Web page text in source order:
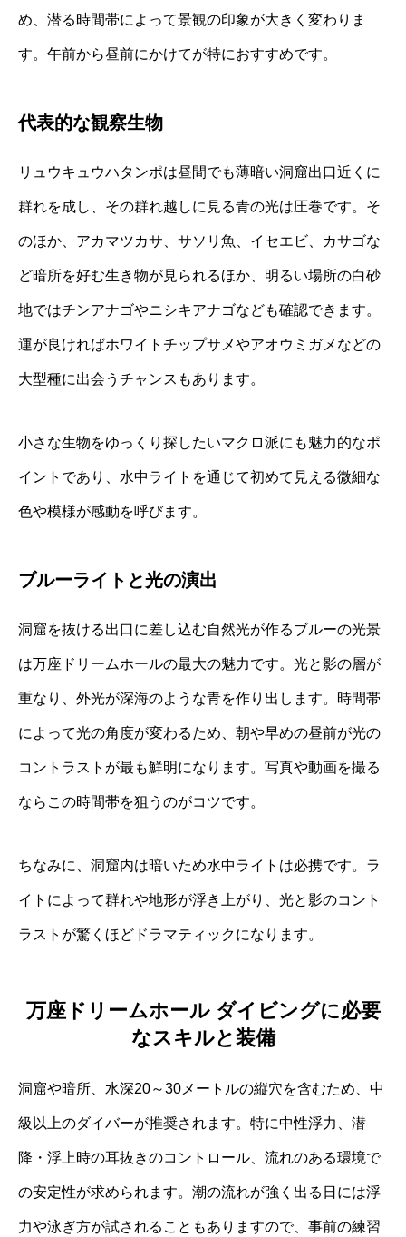
め、潜る時間帯によって景観の印象が大きく変わりま
す。午前から昼前にかけてが特におすすめです。
代表的な観察生物
リュウキュウハタンポは昼間でも薄暗い洞窟出口近くに
群れを成し、その群れ越しに見る青の光は圧巻です。そ
のほか、アカマツカサ、サソリ魚、イセエビ、カサゴな
ど暗所を好む生き物が見られるほか、明るい場所の白砂
地ではチンアナゴやニシキアナゴなども確認できます。
運が良ければホワイトチップサメやアオウミガメなどの
大型種に出会うチャンスもあります。
小さな生物をゆっくり探したいマクロ派にも魅力的なポ
イントであり、水中ライトを通じて初めて見える微細な
色や模様が感動を呼びます。
ブルーライトと光の演出
洞窟を抜ける出口に差し込む自然光が作るブルーの光景
は万座ドリームホールの最大の魅力です。光と影の層が
重なり、外光が深海のような青を作り出します。時間帯
によって光の角度が変わるため、朝や早めの昼前が光の
コントラストが最も鮮明になります。写真や動画を撮る
ならこの時間帯を狙うのがコツです。
ちなみに、洞窟内は暗いため水中ライトは必携です。ラ
イトによって群れや地形が浮き上がり、光と影のコント
ラストが驚くほどドラマティックになります。
万座ドリームホール ダイビングに必要
なスキルと装備
洞窟や暗所、水深20～30メートルの縦穴を含むため、中
級以上のダイバーが推奨されます。特に中性浮力、潜
降・浮上時の耳抜きのコントロール、流れのある環境で
の安定性が求められます。潮の流れが強く出る日には浮
力や泳ぎ方が試されることもありますので、事前の練習